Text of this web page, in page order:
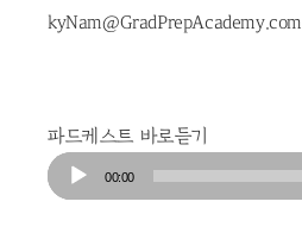
kyNam@GradPrepAcademy.com
파드케스트 바로듣기
Audio
Player
00:00